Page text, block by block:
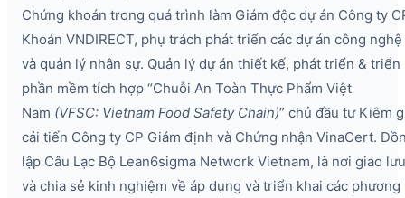
Chứng khoán trong quá trình làm Giám độc dự án Công ty
Khoán VNDIRECT, phụ trách phát triển các dự án công
và quản lý nhân sự. Quản lý dự án thiết kế, phát triển & triển
phần mềm tích hợp “Chuỗi An Toàn Thực Phẩm Việt
Nam (VFSC: Vietnam Food Safety Chain)” chủ đầu tư Kiêm
cải tiến Công ty CP Giám định và Chứng nhận VinaCert.
lập Câu Lạc Bộ Lean6sigma Network Vietnam, là nơi giao
và chia sẻ kinh nghiệm về áp dụng và triển khai các phương